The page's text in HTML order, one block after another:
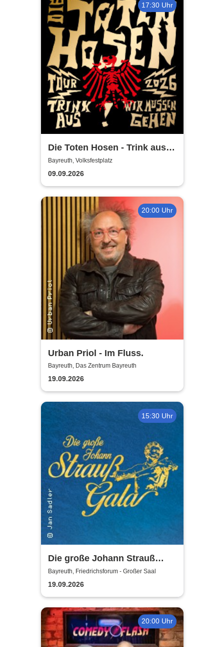
17:30 Uhr
Die Toten Hosen - Trink aus!
Wir müssen gehen - Tour
2026
Bayreuth, Volksfestplatz
09.09.2026
20:00 Uhr
Urban Priol - Im Fluss.
Bayreuth, Das Zentrum Bayreuth
19.09.2026
15:30 Uhr
Die große Johann Strauß
Gala - unsterbliche Arien &
Duette der Strauß Familie
Bayreuth, Friedrichsforum - Großer Saal
19.09.2026
20:00 Uhr